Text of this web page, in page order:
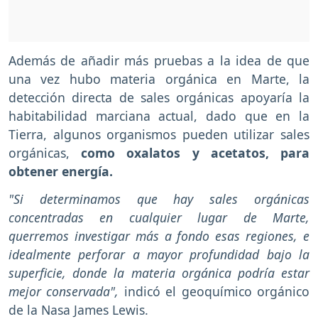
Además de añadir más pruebas a la idea de que
una vez hubo materia orgánica en Marte, la
detección directa de sales orgánicas apoyaría la
habitabilidad marciana actual, dado que en la
Tierra, algunos organismos pueden utilizar sales
orgánicas,como oxalatos y acetatos, para
obtener energía.
"Si determinamos que hay sales orgánicas
concentradas en cualquier lugar de Marte,
querremos investigar más a fondo esas regiones, e
idealmente perforar a mayor profundidad bajo la
superficie, donde la materia orgánica podría estar
mejor conservada", indicó el geoquímico orgánico
de la Nasa James Lewis.